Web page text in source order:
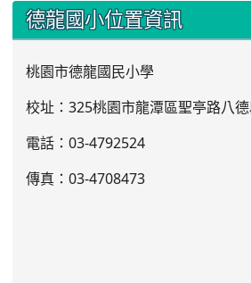
::: 德龍國小位置資訊
桃園市德龍國民小學
校址：325桃園市龍潭區聖亭路八
電話：03-4792524
傳真：03-4708473